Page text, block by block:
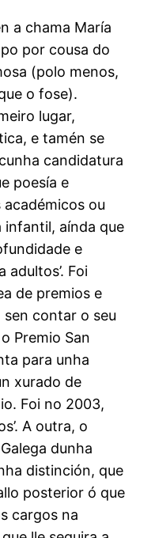
a chama María
por cousa do
(polo menos,
o fose).
lugar,
e tamén se
candidatura
poesía e
ou
infantil, aínda que
e
adultos’. Foi
de premios e
contar o seu
Premio San
para unha
xurado de
Foi no 2003,
A outra, o
dunha
distinción, que
posterior ó que
cargos na